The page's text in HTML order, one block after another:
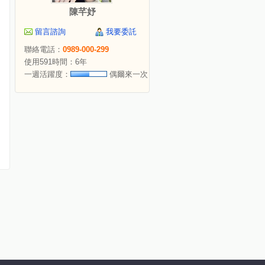
陳芊妤
留言諮詢
我要委託
聯絡電話： 0989-000-299
使用591時間：6年
一週活躍度：
偶爾來一次